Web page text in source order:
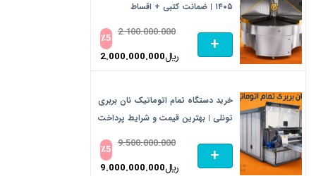
۱۴۰۵ | ضمانت کتبی + اقساط
٪5 2.100.000.000
﷼2.000.000.000 +
خرید دستگاه تمام اتوماتیک نان بربری
تونلی | بهترین قیمت و شرایط پرداخت
٪5 9.500.000.000
﷼9.000.000.000 +